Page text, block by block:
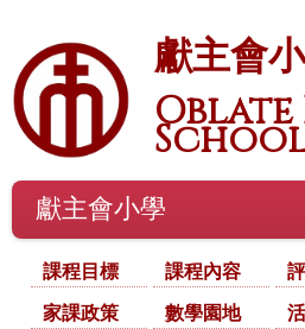
獻主會
獻主會小學
課程目標 課程內容
家課政策
數學園地